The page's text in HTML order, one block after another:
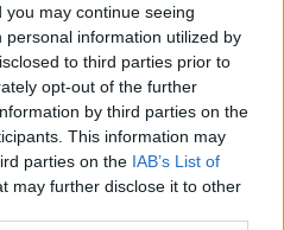
may continue seeing
information utilized by
to third parties prior to
opt-out of the further
by third parties on the
This information may
parties on the IAB’s List of
may further disclose it to other